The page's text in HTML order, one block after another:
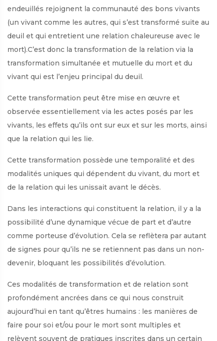
endeuillés rejoignent la communauté des bons vivants
(un vivant comme les autres, qui s’est transformé suite au
deuil et qui entretient une relation chaleureuse avec le
mort).C’est donc la transformation de la relation via la
transformation simultanée et mutuelle du mort et du
vivant qui est l’enjeu principal du deuil.
Cette transformation peut être mise en œuvre et
observée essentiellement via les actes posés par les
vivants, les effets qu’ils ont sur eux et sur les morts, ainsi
que la relation qui les lie.
Cette transformation possède une temporalité et des
modalités uniques qui dépendent du vivant, du mort et
de la relation qui les unissait avant le décès.
Dans les interactions qui constituent la relation, il y a la
possibilité d’une dynamique vécue de part et d’autre
comme porteuse d’évolution. Cela se reflètera par autant
de signes pour qu’ils ne se retiennent pas dans un non-
devenir, bloquant les possibilités d’évolution.
Ces modalités de transformation et de relation sont
profondément ancrées dans ce qui nous construit
aujourd’hui en tant qu’êtres humains : les manières de
faire pour soi et/ou pour le mort sont multiples et
relèvent souvent de pratiques inscrites dans un certain